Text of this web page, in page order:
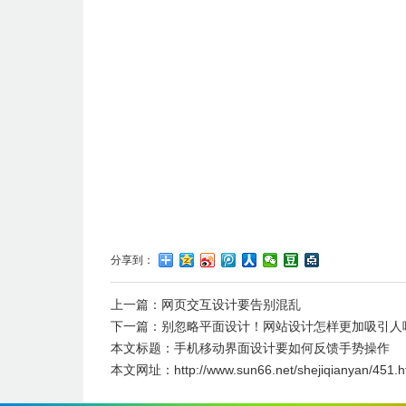
分享到：
上一篇： 网页交互设计要告别混乱
下一篇： 别忽略平面设计！网站设计怎样更加吸引人
本文标题： 手机移动界面设计要如何反馈手势操作
本文网址： http://www.sun66.net/shejiqianyan/